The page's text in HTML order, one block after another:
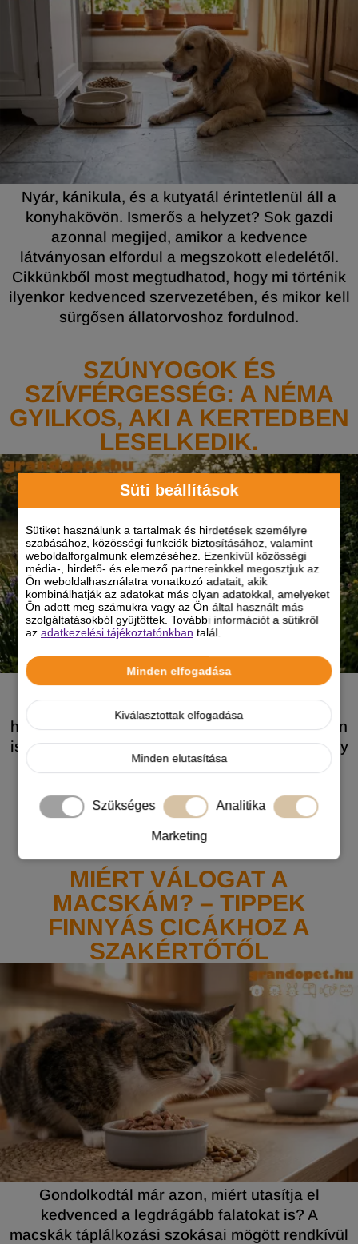
Süti beállítások
Sütiket használunk a tartalmak és hirdetések személyre
szabásához, közösségi funkciók biztosításához, valamint
weboldalforgalmunk elemzéséhez. Ezenkívül közösségi
média-, hirdető- és elemező partnereinkkel megosztjuk az
Ön weboldalhasználatra vonatkozó adatait, akik
kombinálhatják az adatokat más olyan adatokkal, amelyeket
Ön adott meg számukra vagy az Ön által használt más
szolgáltatásokból gyűjtöttek. További információt a sütikről
azadatkezelési tájékoztatónkban talál.
Minden elfogadása
Kiválasztottak elfogadása
Minden elutasítása
Szükséges Analitika
Marketing
Nyár, kánikula, és a kutyatál érintetlenül áll a
konyhakövön. Ismerős a helyzet? Sok gazdi
azonnal megijed, amikor a kedvence
látványosan elfordul a megszokott eledelétől.
Cikkünkből most megtudhatod, hogy mi történik
ilyenkor kedvenced szervezetében, és mikor kell
sürgősen állatorvoshoz fordulnod.
SZÚNYOGOK ÉS
SZÍVFÉRGESSÉG: A NÉMA
GYILKOS, AKI A KERTEDBEN
LESELKEDIK.
A szívférgesség ma már nem a távoli,
mediterrán országok egzotikus betegsége,
hanem a hazai valóság, amely a mi kertjeinkben
is leselkedik. Sokan még mindig azt hiszik, hogy
elég egy egyszerű nyakörv, vagy hogy a
megtudhatod, hogyan megvédd a négylábú
MIÉRT VÁLOGAT A
MACSKÁM? – TIPPEK
FINNYÁS CICÁKHOZ A
SZAKÉRTŐTŐL
Gondolkodtál már azon, miért utasítja el
kedvenced a legdrágább falatokat is? A
macskák táplálkozási szokásai mögött rendkívül